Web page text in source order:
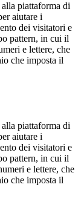
piattaforma di
aiutare i
dei visitatori e
pattern, in cui il
e lettere, che
che imposta il
piattaforma di
aiutare i
dei visitatori e
pattern, in cui il
e lettere, che
che imposta il